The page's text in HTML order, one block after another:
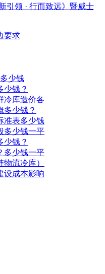
引领 · 行而致远》暨威士
要求
少钱
少钱？
冷库造价各
多少钱？
准表多少钱
多少钱一平
少钱？
多少钱一平
流冷库）
设成本影响